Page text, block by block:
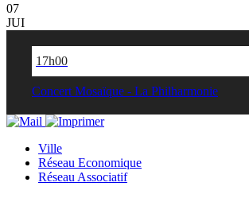
07
JUI
17h00
Concert Mosaïque - La Philharmonie
Ville
Réseau Economique
Réseau Associatif